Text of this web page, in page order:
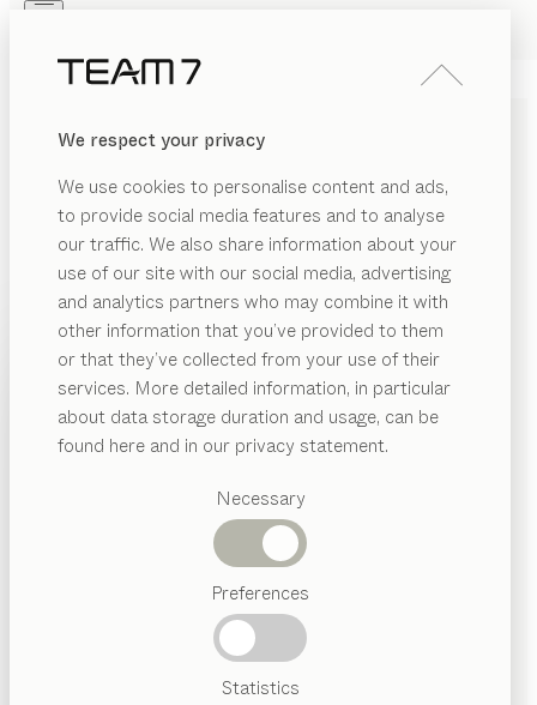
We respect your privacy
We use cookies to personalise content and ads,
to provide social media features and to analyse
our traffic. We also share information about your
use of our site with our social media, advertising
and analytics partners who may combine it with
other information that you’ve provided to them
or that they’ve collected from your use of their
services. More detailed information, in particular
about data storage duration and usage, can be
found here and in our privacy statement.
Necessary
Preferences
Statistics
PRODUKTE
INSPIRATION
HÄNDLER
Vorgeschlagene
Kategorien
Österreichisches
Handwerk
PRODUKTE
INSPIRATION
ÜBER UNS
mylonSTUHL
von Jacob Strobel
mylon beruht auf den Prinzipien des klassischen
Stuhlbaus, jedoch in zeitgemäßer Formensprache. Mit
seiner fließenden Geradlinigkeit steht er souverän in
der Gesellschaft verschiedenster Tische und
überrascht mit höchstem Komfort.
KONFIGURIEREN
Wenn nicht anders angeführt, werden alle
Holzoberflächen mit reinem Naturöl veredelt.